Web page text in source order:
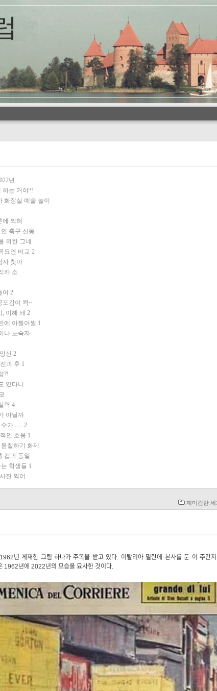
년
하는 거야?!
화장실 예술 놀이
찍혀
축구 신동
위한 그네
요연 비교 2
자 찾아
카 소
어 2
포감이 쫙~
, 이해 돼 2
에 아찔아찔 1
나 노숙자
신 2
과 후 1
?!
있다니
력 4
아닐까
가...... 2
인 호응 1
칠하기 화제
컵과 동일
학생들 1
진 찍어
재미감탄
년 게재한 그림 하나가 주목을 받고 있다. 이탈리아 밀란에 본사를 둔 이 주간
1962년에 2022년의 모습을 묘사한 것이다.